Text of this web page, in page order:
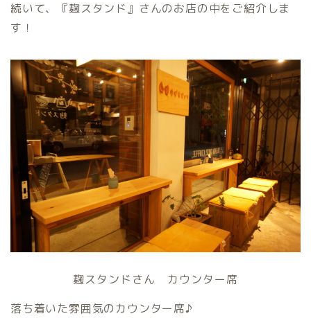
続いて、『麹スタンド』さんのお店の中をご紹介しま
す！
麹スタンドさん カウンター席
落ち着いた雰囲気のカウンター席♪